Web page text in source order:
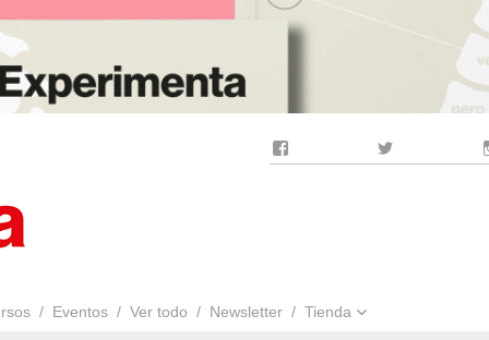
Eventos Ver todo Newsletter Tienda